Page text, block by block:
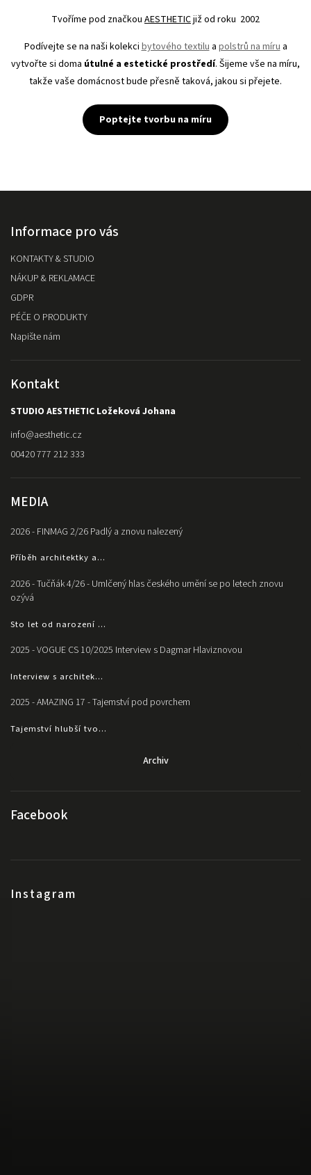
Tvoříme pod značkou AESTHETICjiž od roku 2002
Podívejte se na naši kolekcibytového textilua polstrů na míru a
vytvořte si doma útulné a estetické prostředí. Šijeme vše na míru,
takže vaše domácnost bude přesně taková, jakou si přejete.
Poptejte tvorbu na míru
Informace pro vás
KONTAKTY & STUDIO
NÁKUP & REKLAMACE
GDPR
PÉČE O PRODUKTY
Napište nám
Kontakt
STUDIO AESTHETIC Ložeková Johana
info@aesthetic.cz
00420 777 212 333
MEDIA
2026 - FINMAG 2/26 Padlý a znovu nalezený
Příběh architektky a...
2026 - Tučňák 4/26 - Umlčený hlas českého umění se po letech znovu
ozývá
Sto let od narození ...
2025 - VOGUE CS 10/2025 Interview s Dagmar Hlaviznovou
Interview s architek...
2025 - AMAZING 17 - Tajemství pod povrchem
Tajemství hlubší tvo...
Archiv
Facebook
Instagram